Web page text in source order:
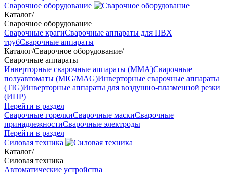
Сварочное оборудование
Каталог/
Сварочное оборудование
Сварочные крагиСварочные аппараты для ПВХ
трубСварочные аппараты
Каталог/Сварочное оборудование/
Сварочные аппараты
Инверторные сварочные аппараты (ММА)Сварочные
полуавтоматы (MIG/MAG)Инверторные сварочные аппараты
(TIG)Инверторные аппараты для воздушно-плазменной резки
(ИПР)
Перейти в раздел
Сварочные горелкиСварочные маскиСварочные
принадлежностиСварочные электроды
Перейти в раздел
Силовая техника
Каталог/
Силовая техника
Автоматические устройства